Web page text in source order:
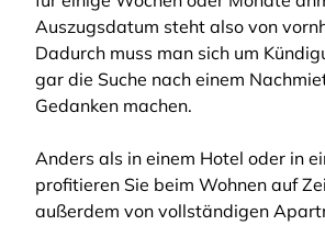
Auszugsdatum steht also von
Dadurch muss man sich um
gar die Suche nach einem
Gedanken machen.
Anders als in einem Hotel oder in
profitieren Sie beim Wohnen auf
außerdem von vollständigen